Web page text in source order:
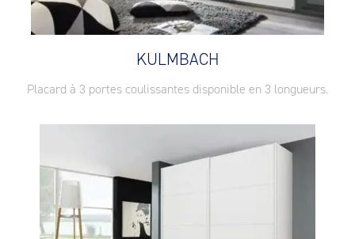
KULMBACH
Placard à 3 portes coulissantes disponible en 3 longueurs.